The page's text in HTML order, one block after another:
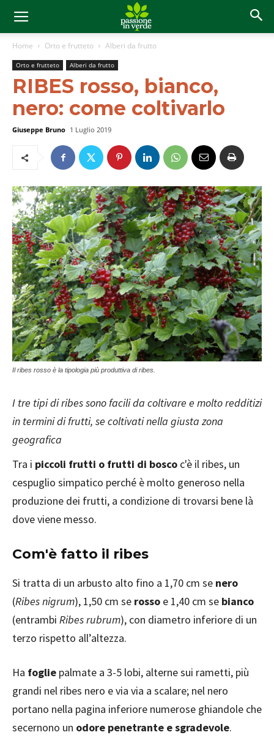
Home Orto e frutteto Alberi da frutto
Orto e frutteto Alberi da frutto
RIBES rosso, bianco,
nero: come coltivarlo
Giuseppe Bruno 1 Luglio 2019
Il ribes rosso è la tipologia più produttiva di ribes.
I tre tipi di ribes sono facili da coltivare e molto redditizi
in termini di frutti, se coltivati nella giusta zona
geografica
Tra i piccoli frutti o frutti di bosco c'è il ribes, un
cespuglio simpatico perché è molto generoso nella
produzione dei frutti, a condizione di trovarsi bene là
dove viene messo.
Com'è fatto il ribes
Si tratta di un arbusto alto fino a 1,70 cm se nero
(Ribes nigrum), 1,50 cm se rosso e 1,40 cm se bianco
(entrambi Ribes rubrum), con diametro inferiore di un
terzo rispetto all’altezza.
Ha foglie palmate a 3-5 lobi, alterne sui rametti, più
grandi nel ribes nero e via via a scalare; nel nero
portano nella pagina inferiore numerose ghiandole che
secernono un odore penetrante e sgradevole.